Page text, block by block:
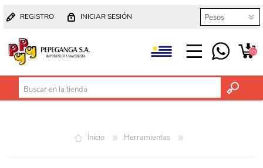
REGISTRO INICIAR SESIÓN
(0)
Inicio Herramientas